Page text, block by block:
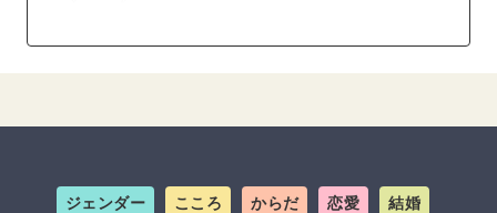
ジェンダー こころ からだ 恋愛 結婚